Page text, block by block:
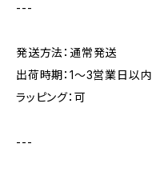
---
発送方法：通常発送
出荷時期：1〜3営業日以内
ラッピング：可
---